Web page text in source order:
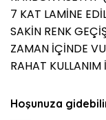
7 KAT LAMİNE
SAKİN RENK
ZAMAN İÇİNDE
RAHAT KULLANIM
Hoşunuza